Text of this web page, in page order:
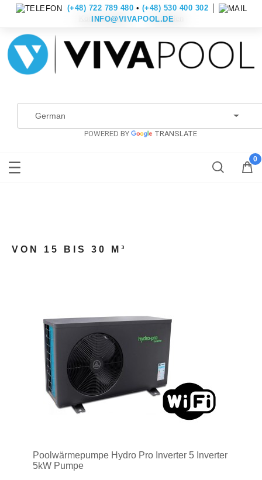
Konto erstellen Anmelden
POWERED BY TRANSLATE
(+48) 722 789 480 • (+48) 530 400 302
INFO@VIVAPOOL.DE
VON 15 BIS 30 M³
Poolwärmepumpe Hydro Pro Inverter 5 Inverter
5kW Pumpe